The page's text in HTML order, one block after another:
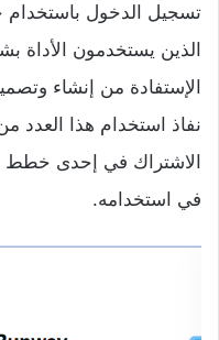
تسجيل الدخول
الذين يستخدمون الأداة
نفاذ استخدام هذا العدد
في استخدامه.